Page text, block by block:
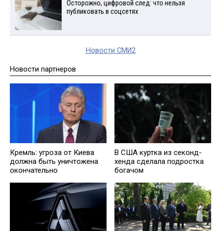
Осторожно, цифровой след: что нельзя
публиковать в соцсетях
Новости СМИ2
Новости партнеров
Кремль: угроза от Киева
должна быть уничтожена
окончательно
В США куртка из секонд-
хенда сделала подростка
богачом